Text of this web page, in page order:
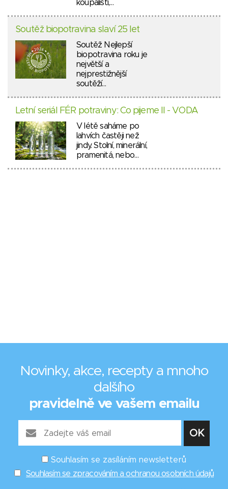
koupališti,…
Soutěž biopotravina slaví 25 let
Soutěž Nejlepší
biopotravina roku je
největší a
nejprestižnější
soutěží…
Letní seriál FÉR potraviny: Co pijeme II - VODA
V létě saháme po
lahvích častěji než
jindy. Stolní, minerální,
pramenitá, nebo…
Novinky, akce, recepty a mnoho
dalšího
pravidelně ve vašem emailu
Souhlasím se zasíláním newsletterů
Souhlasím se zpracováním a ochranou osobních údajů